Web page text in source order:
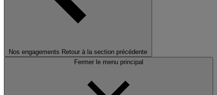
Nos engagements Retour à la section précédente
Fermer le menu principal